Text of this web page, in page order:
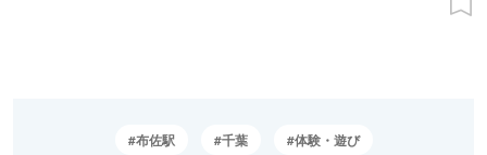
布佐駅 千葉 体験・遊び